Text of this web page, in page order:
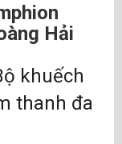
Hải
khuếch
thanh đa